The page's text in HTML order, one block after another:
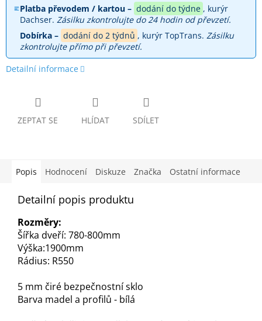
Platba převodem / kartou – dodání do týdne , kurýr
Dachser. Zásilku zkontrolujte do 24 hodin od převzetí.
Dobírka – dodání do 2 týdnů , kurýr TopTrans. Zásilku
zkontrolujte přímo při převzetí.
Detailní informace
ZEPTAT SE HLÍDAT SDÍLET
Popis Hodnocení Diskuze Značka Ostatní informace
Detailní popis produktu
Rozměry:
Šířka dveří: 780-800mm
Výška:1900mm
Rádius: R550
5 mm čiré bezpečnostní sklo
Barva madel a profilů - bílá